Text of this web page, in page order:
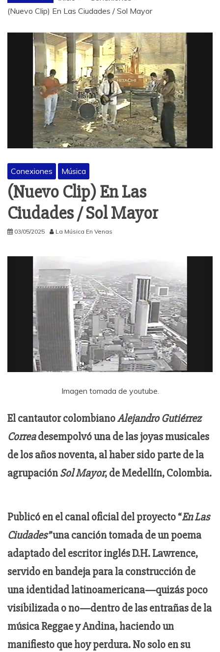
(Nuevo Clip) En Las Ciudades / Sol Mayor
Conexiones Música
(Nuevo Clip) En Las
Ciudades / Sol Mayor
03/05/2025 La Música En Venas
Imagen tomada de youtube.
El cantautor colombianoAlejandro Gutiérrez
Correadesempolvó una de las joyas musicales
de los años noventa, al haber sido parte de la
agrupaciónSol Mayor, de Medellín, Colombia.
Publicó en el canal oficial del proyecto “En Las
Ciudades”una canción tomada de un poema
adaptado del escritor inglésD.H. Lawrence,
servido en bandeja para la construcción de
una identidad latinoamericana—quizás poco
visibilizada o no—dentro de las entrañas de la
música Reggae y Andina, haciendo un
manifiesto que hoy perdura. No solo en su